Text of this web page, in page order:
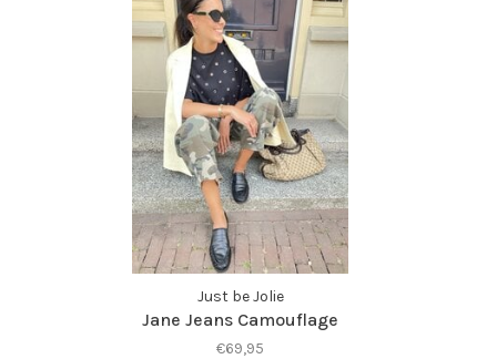
Just be Jolie
Jane Jeans Camouflage
€69,95